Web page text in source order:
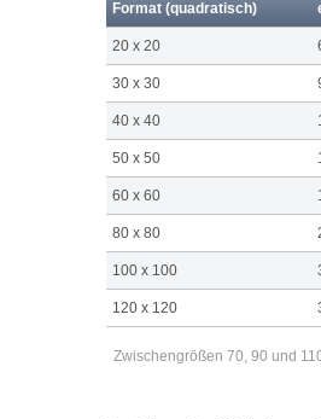
Format (quadratisch)
20 x 20
30 x 30
40 x 40
50 x 50
60 x 60
80 x 80
100 x 100
120 x 120
Zwischengrößen 70, 90 und